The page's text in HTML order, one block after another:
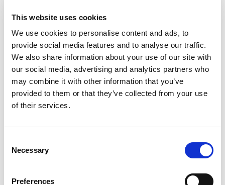
This website uses cookies
We use cookies to personalise content and ads, to
provide social media features and to analyse our traffic.
We also share information about your use of our site with
our social media, advertising and analytics partners who
may combine it with other information that you’ve
provided to them or that they’ve collected from your use
of their services.
Selection
Necessary
Preferences
Comprobación del material y/ o alquiler del
mismo.
Cena.
Antes de empezar el día, tendremos una sesión
informativa sobre seguridad de nieve. Una vez